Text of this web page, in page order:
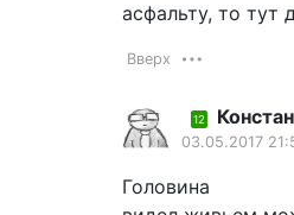
асфальту, то тут
Вверх
12
03.05.2017
Головина